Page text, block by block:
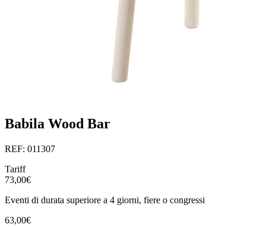
Babila Wood Bar
REF: 011307
Tariff
73,00€
Eventi di durata superiore a 4 giorni, fiere o congressi
63,00€